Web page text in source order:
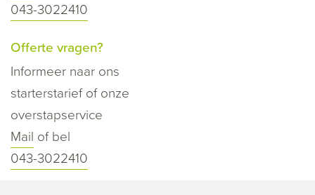
043-3022410
Offerte vragen?
Informeer naar ons
starterstarief of onze
overstapservice
Mail of bel
043-3022410